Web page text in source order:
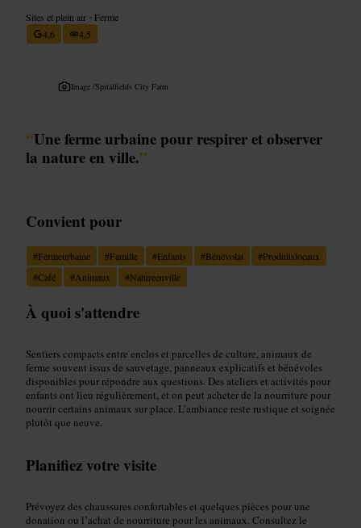
Sites et plein air • Ferme
4,6
4,5
Image /Spitalfields City Farm
“Une ferme urbaine pour respirer et observer
la nature en ville.”
Convient pour
#Fermeurbaine #Famille #Enfants #Bénévolat #Produitslocaux
#Café #Animaux #Natureenville
À quoi s'attendre
Sentiers compacts entre enclos et parcelles de culture, animaux de
ferme souvent issus de sauvetage, panneaux explicatifs et bénévoles
disponibles pour répondre aux questions. Des ateliers et activités pour
enfants ont lieu régulièrement, et on peut acheter de la nourriture pour
nourrir certains animaux sur place. L’ambiance reste rustique et soignée
plutôt que neuve.
Planifiez votre visite
Prévoyez des chaussures confortables et quelques pièces pour une
donation ou l’achat de nourriture pour les animaux. Consultez le